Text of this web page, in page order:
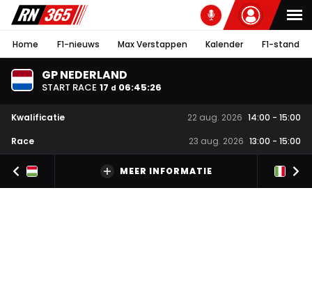
Home F1-nieuws Max Verstappen Kalender F1-stand
GP NEDERLAND
START RACE 17 d 06:45:25
Kwalificatie 22 aug. 2026 14:00 - 15:00
Race
23 aug. 2026 13:00 - 15:00
MEER INFORMATIE